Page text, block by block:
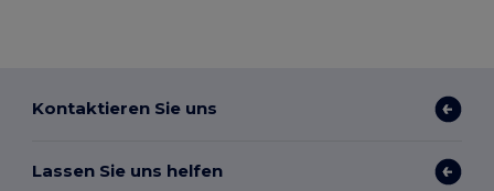
Kontaktieren Sie uns
Lassen Sie uns helfen